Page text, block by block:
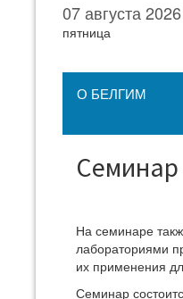
07 августа 2026
пятница
О БЕЛГИМ
На семинаре
лабораториями
их применения
Семинар